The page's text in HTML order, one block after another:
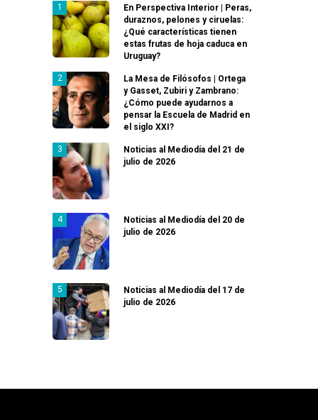
En Perspectiva Interior | Peras,
duraznos, pelones y ciruelas:
¿Qué características tienen
estas frutas de hoja caduca en
Uruguay?
La Mesa de Filósofos | Ortega
y Gasset, Zubiri y Zambrano:
¿Cómo puede ayudarnos a
pensar la Escuela de Madrid en
el siglo XXI?
Noticias al Mediodía del 21 de
julio de 2026
Noticias al Mediodía del 20 de
julio de 2026
Noticias al Mediodía del 17 de
julio de 2026